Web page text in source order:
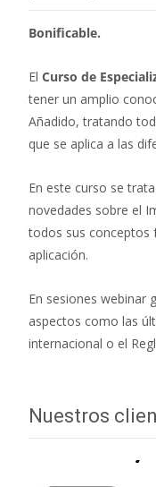
Bonificable.
El Curso de
tener un amplio
Añadido, tratando
que se aplica a las
En este curso se
novedades sobre el
todos sus conceptos
aplicación.
En sesiones webinar
aspectos como las
internacional o el
Nuestros